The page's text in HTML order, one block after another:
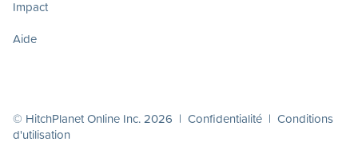
Impact
Aide
© HitchPlanet Online Inc. 2026 | Confidentialité | Conditions
d'utilisation